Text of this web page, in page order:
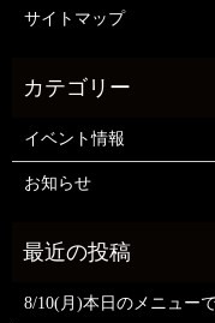
サイトマップ
イベント情報
お知らせ
8/10(月)本日のメニュー